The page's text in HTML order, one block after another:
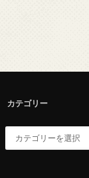
カテゴリー